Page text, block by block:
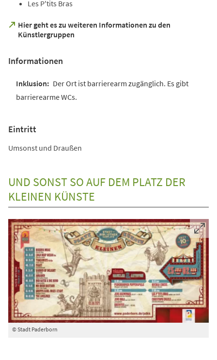
Les P'tits Bras
Hier geht es zu weiteren Informationen zu den
Künstlergruppen
(Öffnet
neuen
Informationen
Der Ort ist barrierearm zugänglich. Es gibt
barrierearme WCs.
Eintritt
Umsonst und Draußen
UND SONST SO AUF DEM PLATZ DER
KLEINEN KÜNSTE
© Stadt Paderborn